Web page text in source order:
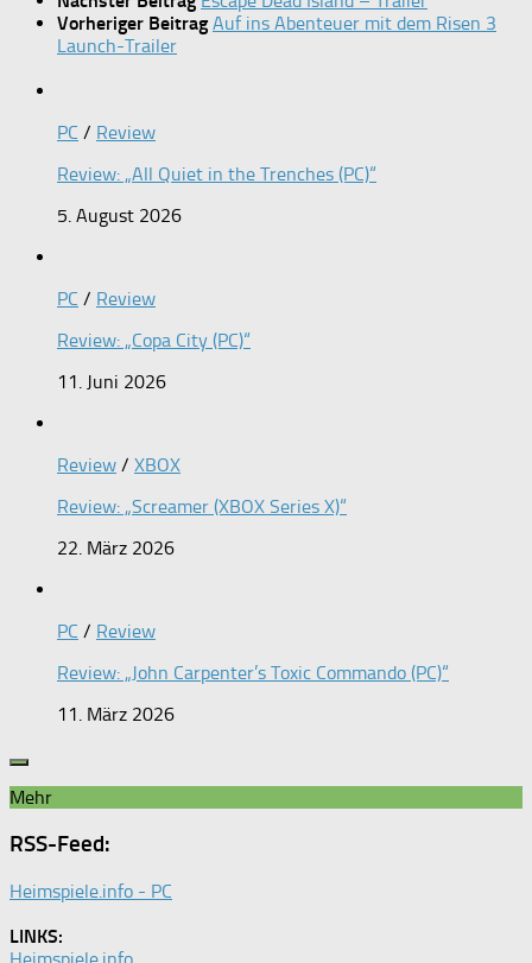
Vorheriger Beitrag Auf ins Abenteuer mit dem Risen 3
Launch-Trailer
PC / Review
Review: „All Quiet in the Trenches (PC)“
5. August 2026
PC / Review
Review: „Copa City (PC)“
11. Juni 2026
Review / XBOX
Review: „Screamer (XBOX Series X)“
22. März 2026
PC / Review
Review: „John Carpenter’s Toxic Commando (PC)“
11. März 2026
Mehr
RSS-Feed:
Heimspiele.info - PC
LINKS: